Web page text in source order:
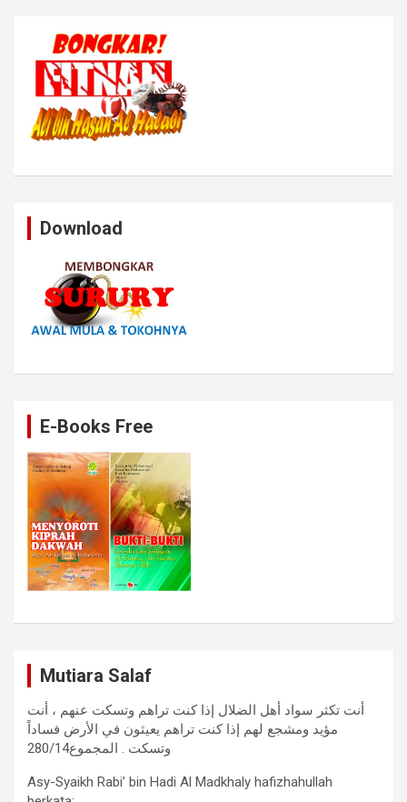
Download
E-Books Free
Mutiara Salaf
أنت تكثر سواد أهل الضلال إذا كنت تراهم وتسكت عنهم ، أنت
مؤيد ومشجع لهم إذا كنت تراهم يعيثون في الأرض فساداً
وتسكت . المجموع280/14
Asy-Syaikh Rabi’ bin Hadi Al Madkhaly hafizhahullah